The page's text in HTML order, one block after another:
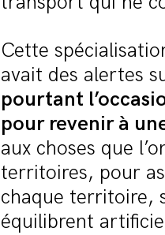
Cette
avait des alertes
pourtant
pour revenir à
aux choses que
territoires, pour
chaque territoire,
équilibrent